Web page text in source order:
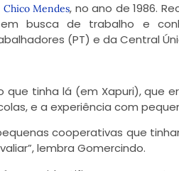
Chico Mendes, no ano de 1986.
busca de trabalho e
(PT) e da Central
que tinha lá (em Xapuri), que
e a experiência com
cooperativas que
lembra Gomercindo.